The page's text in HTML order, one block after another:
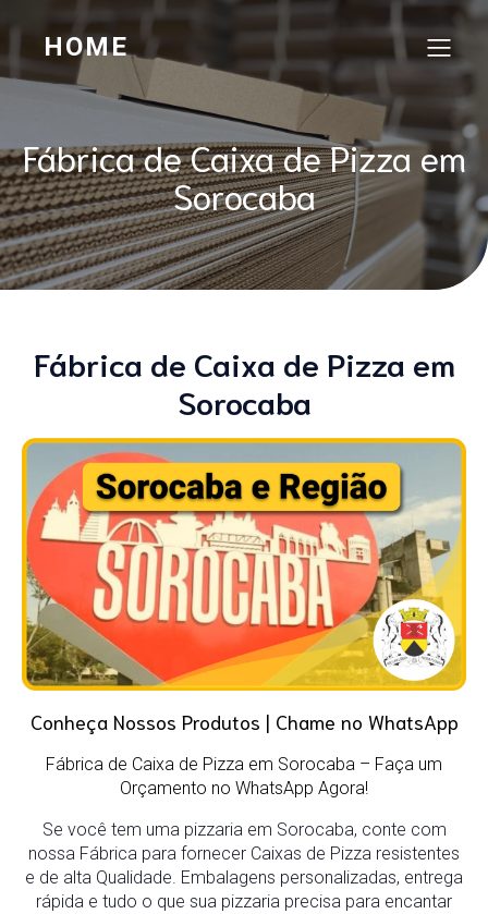
HOME
Fábrica de Caixa de Pizza em
Sorocaba
Fábrica de Caixa de Pizza em
Sorocaba
Conheça Nossos Produtos | Chame no WhatsApp
Fábrica de Caixa de Pizza em Sorocaba – Faça um
Orçamento no WhatsApp Agora!
Se você tem uma pizzaria em Sorocaba, conte com
nossa Fábrica para fornecer Caixas de Pizza resistentes
e de alta Qualidade. Embalagens personalizadas, entrega
rápida e tudo o que sua pizzaria precisa para encantar